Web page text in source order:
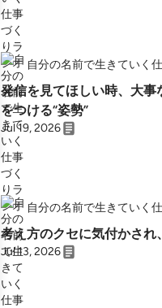
自分の名前で生きていく
発信を見てほしい時、大事
をつける“姿勢”
Jul 19, 2026
自分の名前で生きていく
考え方のクセに気付かされ
Jul 13, 2026